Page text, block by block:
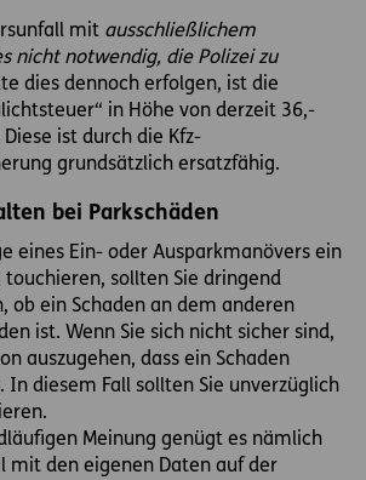
mit ausschließlichem
nicht notwendig, die Polizei zu
dies dennoch erfolgen, ist die
in Höhe von derzeit 36,-
Diese ist durch die Kfz-
grundsätzlich ersatzfähig.
bei Parkschäden
eines Ein- oder Ausparkmanövers ein
touchieren, sollten Sie dringend
ob ein Schaden an dem anderen
ist. Wenn Sie sich nicht sicher sind,
auszugehen, dass ein Schaden
In diesem Fall sollten Sie unverzüglich
Meinung genügt es nämlich
mit den eigenen Daten auf der